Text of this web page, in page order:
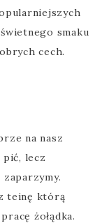
smaku
cech.
na nasz
lecz
teinę którą
żołądka.